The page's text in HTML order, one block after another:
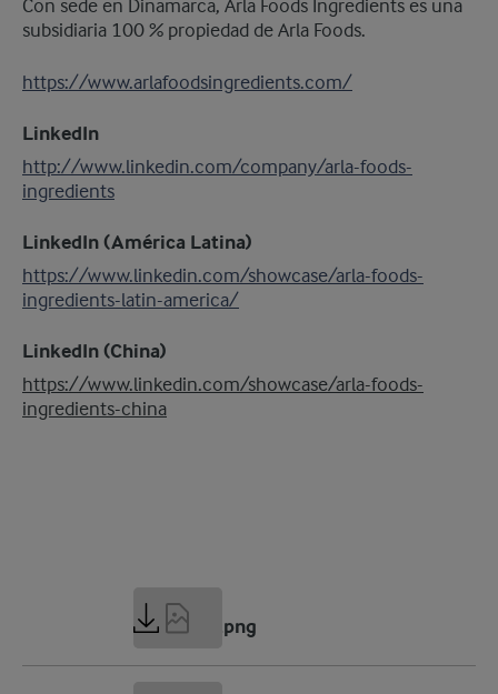
Con sede en Dinamarca, Arla Foods Ingredients es una
subsidiaria 100 % propiedad de Arla Foods.
https://www.arlafoodsingredients.com/
LinkedIn
http://www.linkedin.com/company/arla-foods-
ingredients
LinkedIn (América Latina)
https://www.linkedin.com/showcase/arla-foods-
ingredients-latin-america/
LinkedIn (China)
https://www.linkedin.com/showcase/arla-foods-
ingredients-china
Whey 360.png